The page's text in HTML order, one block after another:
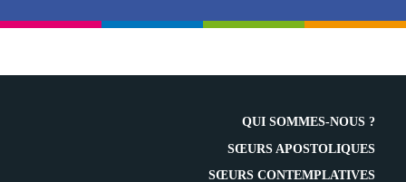
QUI SOMMES-NOUS ?
SŒURS APOSTOLIQUES
SŒURS CONTEMPLATIVES